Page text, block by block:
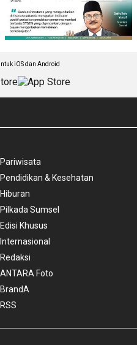
iOS dan Android
Pariwisata
Pendidikan & Kesehatan
Hiburan
Pilkada Sumsel
Edisi Khusus
Internasional
Redaksi
ANTARA Foto
BrandA
RSS